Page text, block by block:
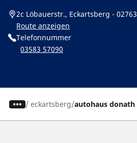
2c Löbauerstr., Eckartsberg - 02763
Route anzeigen
Telefonnummer
03583 57090
/ eckartsberg autohaus donath